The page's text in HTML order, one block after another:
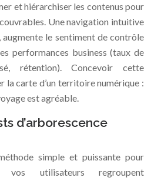
et hiérarchiser les contenus pour
Une navigation intuitive
le sentiment de contrôle
performances business (taux de
rétention). Concevoir cette
la carte d’un territoire numérique :
est agréable.
d’arborescence
simple et puissante pour
vos utilisateurs regroupent